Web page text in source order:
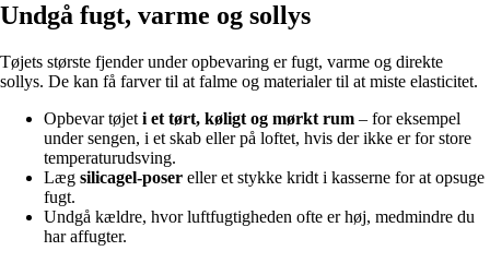
Undgå fugt, varme og sollys
Tøjets største fjender under opbevaring er fugt, varme og direkte
sollys. De kan få farver til at falme og materialer til at miste elasticitet.
Opbevar tøjet i et tørt, køligt og mørkt rum – for eksempel
under sengen, i et skab eller på loftet, hvis der ikke er for store
temperaturudsving.
Læg silicagel-poser eller et stykke kridt i kasserne for at opsuge
fugt.
Undgå kældre, hvor luftfugtigheden ofte er høj, medmindre du
har affugter.